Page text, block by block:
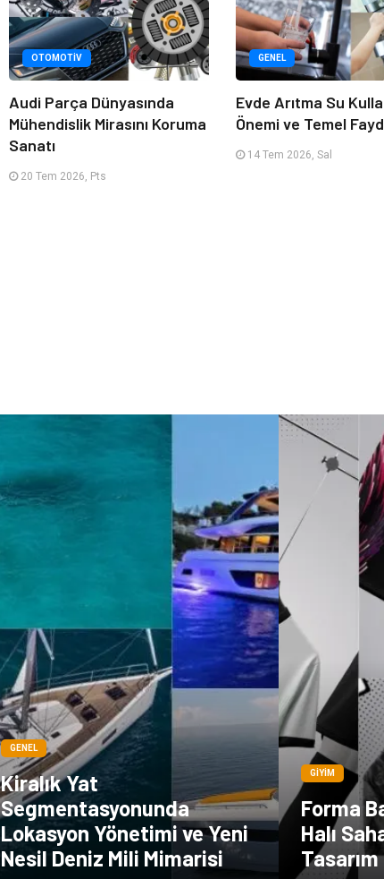
OTOMOTIV
Audi Parça Dünyasında
Mühendislik Mirasını Koruma
Sanatı
20 Tem 2026, Pts
GENEL
Evde Arıtma Su
Önemi ve Temel
14 Tem 2026, Sal
GENEL
Kiralık Yat
Segmentasyonunda
Lokasyon Yönetimi ve Yeni
Nesil Deniz Mili Mimarisi
GIYIM
Forma
Halı